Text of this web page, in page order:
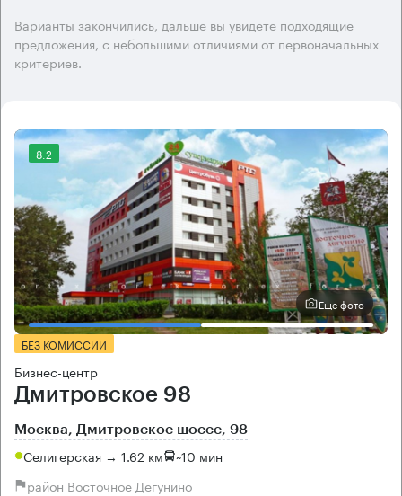
Варианты закончились, дальше вы увидете подходящие
предложения, с небольшими отличиями от первоначальных
критериев.
8.2
Еще фото
БЕЗ КОМИССИИ
Бизнес-центр
Дмитровское 98
Москва, Дмитровское шоссе, 98
Селигерская → 1.62 км ~10 мин
район Восточное Дегунино